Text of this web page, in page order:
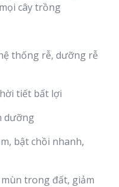
cây trồng
thống rễ, dưỡng rễ
tiết bất lợi
dưỡng
bật chồi nhanh,
trong đất, giảm